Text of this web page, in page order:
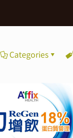
Categories